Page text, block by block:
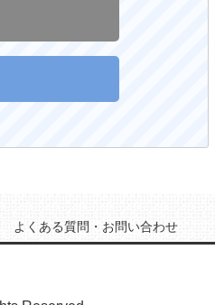
よくある質問・お問い合わせ